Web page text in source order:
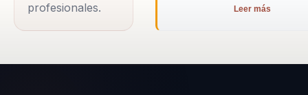
profesionales.
Leer más